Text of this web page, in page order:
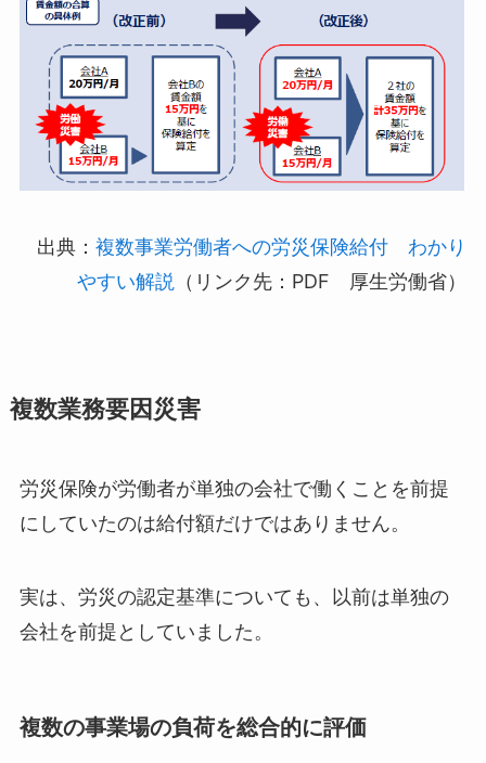
出典：複数事業労働者への労災保険給付 わかり
やすい解説 （リンク先：PDF 厚生労働省）
複数業務要因災害
労災保険が労働者が単独の会社で働くことを前提
にしていたのは給付額だけではありません。
実は、労災の認定基準についても、以前は単独の
会社を前提としていました。
複数の事業場の負荷を総合的に評価